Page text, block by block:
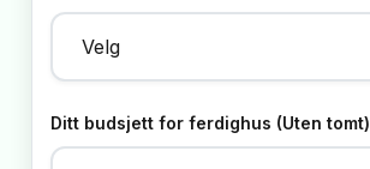
Ditt budsjett for ferdighus (Uten tomt)